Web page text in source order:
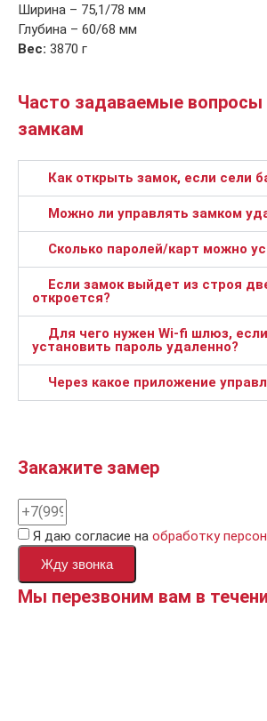
Ширина – 75,1/78 мм
Глубина – 60/68 мм
Вес: 3870 г
Часто задаваемые вопросы
замкам
Как открыть замок, если сели
Можно ли управлять замком
Сколько паролей/карт можно
Если замок выйдет из строя
откроется?
Для чего нужен Wi-fi шлюз,
установить пароль удаленно?
Через какое приложение
Закажите замер
Я даю согласие на обработку
Жду звонка
Мы перезвоним вам в